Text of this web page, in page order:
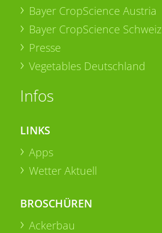
Bayer CropScience Austria
Bayer CropScience Schweiz
Presse
Vegetables Deutschland
Infos
LINKS
Apps
Wetter Aktuell
BROSCHÜREN
Ackerbau